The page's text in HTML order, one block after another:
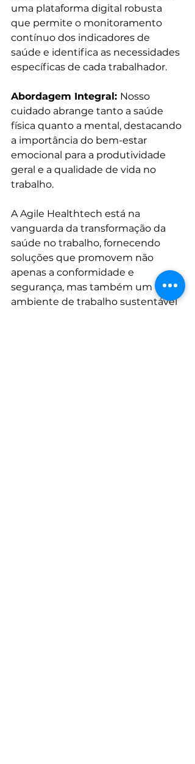
uma plataforma digital robusta
que permite o monitoramento
contínuo dos indicadores de
saúde e identifica as necessidades
específicas de cada trabalhador.
Abordagem Integral: Nosso
cuidado abrange tanto a saúde
física quanto a mental, destacando
a importância do bem-estar
emocional para a produtividade
geral e a qualidade de vida no
trabalho.
A Agile Healthtech está na
vanguarda da transformação da
saúde no trabalho, fornecendo
soluções que promovem não
apenas a conformidade e
segurança, mas também um
ambiente de trabalho sustentável